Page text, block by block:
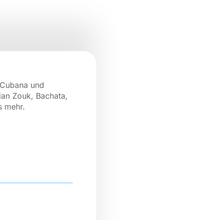
und
Zouk, Bachata,
mehr.